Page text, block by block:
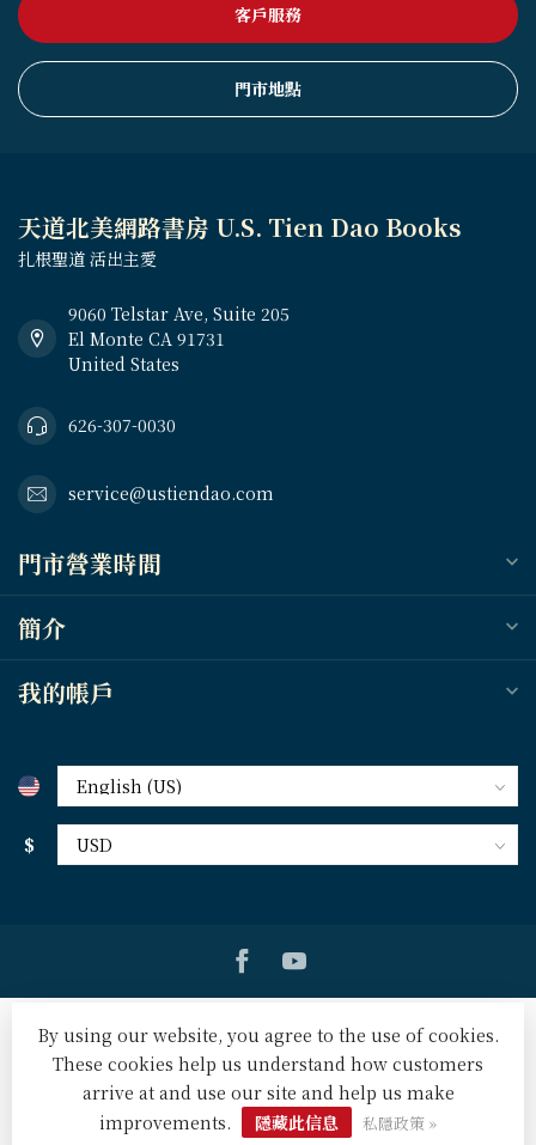
客戶服務
門市地點
天道北美網路書房 U.S. Tien Dao Books
扎根聖道 活出主愛
9060 Telstar Ave, Suite 205
El Monte CA 91731
United States
626-307-0030
service@ustiendao.com
門市營業時間
簡介
我的帳戶
$
© Copyright 2026 天道北美網路書房 U.S. Tien Dao Books
Powered byLightspeed- Lightspeed designbyDyvelopment
By using our website, you agree to the use of cookies.
These cookies help us understand how customers
arrive at and use our site and help us make
improvements.
隱藏此信息 私隱政策 »